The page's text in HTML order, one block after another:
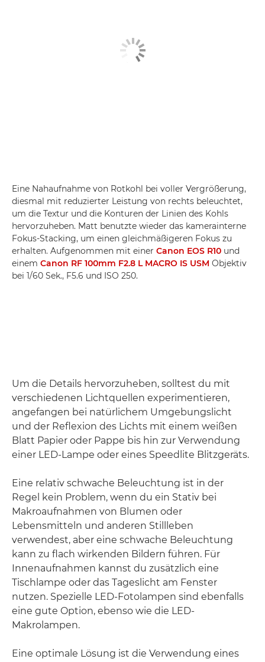
Eine Nahaufnahme von Rotkohl bei voller Vergrößerung,
diesmal mit reduzierter Leistung von rechts beleuchtet,
um die Textur und die Konturen der Linien des Kohls
hervorzuheben. Matt benutzte wieder das kamerainterne
Fokus-Stacking, um einen gleichmäßigeren Fokus zu
erhalten. Aufgenommen mit einer Canon EOS R10 und
einem Canon RF 100mm F2.8 L MACRO IS USM Objektiv
bei 1/60 Sek., F5.6 und ISO 250.
Um die Details hervorzuheben, solltest du mit
verschiedenen Lichtquellen experimentieren,
angefangen bei natürlichem Umgebungslicht
und der Reflexion des Lichts mit einem weißen
Blatt Papier oder Pappe bis hin zur Verwendung
einer LED-Lampe oder eines Speedlite Blitzgeräts.
Eine relativ schwache Beleuchtung ist in der
Regel kein Problem, wenn du ein Stativ bei
Makroaufnahmen von Blumen oder
Lebensmitteln und anderen Stillleben
verwendest, aber eine schwache Beleuchtung
kann zu flach wirkenden Bildern führen. Für
Innenaufnahmen kannst du zusätzlich eine
Tischlampe oder das Tageslicht am Fenster
nutzen. Spezielle LED-Fotolampen sind ebenfalls
eine gute Option, ebenso wie die LED-
Makrolampen.
Eine optimale Lösung ist die Verwendung eines